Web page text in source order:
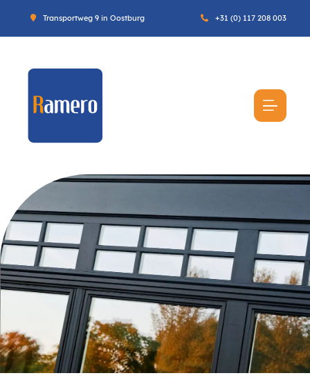
Transportweg 9 in Oostburg +31 (0) 117 208 003